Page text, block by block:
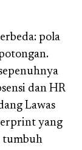
pola
dan HR
Lawas
yang
tumbuh